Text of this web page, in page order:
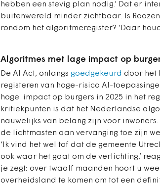
hebben een stevig plan nodig.’ Dat er
buitenwereld minder zichtbaar. Is
rondom het algoritmeregister? ‘Daar
Algoritmes met lage impact op
De AI Act, onlangs goedgekeurd door het
registeren van hoge-risico AI-
hoge impact op burgers in 2025 in het
kritiekpunten is dat het Nederlandse
nauwelijks van belang zijn voor
de lichtmasten aan vervanging toe zijn
‘Ik vind het wel tof dat de gemeente
ook waar het gaat om de verlichting,’
je zegt: over twaalf maanden hoort u
overheidsland te komen om tot een